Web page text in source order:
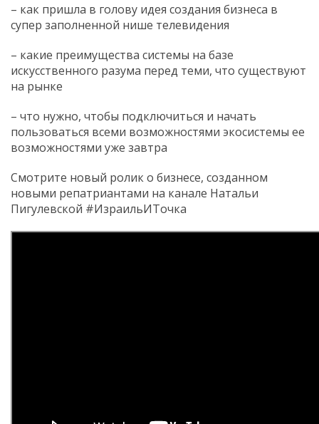
– как пришла в голову идея создания бизнеса в
супер заполненной нише телевидения
– какие преимущества системы на базе
искусственного разума перед теми, что существуют
на рынке
– что нужно, чтобы подключиться и начать
пользоваться всеми возможностями экосистемы ее
возможностями уже завтра
Смотрите новый ролик о бизнесе, созданном
новыми репатриантами на канале Натальи
Пигулевской #ИзраильИТочка